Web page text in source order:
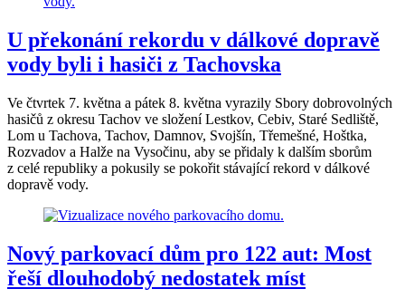
U překonání rekordu v dálkové dopravě
vody byli i hasiči z Tachovska
Ve čtvrtek 7. května a pátek 8. května vyrazily Sbory dobrovolných
hasičů z okresu Tachov ve složení Lestkov, Cebiv, Staré Sedliště,
Lom u Tachova, Tachov, Damnov, Svojšín, Třemešné, Hoštka,
Rozvadov a Halže na Vysočinu, aby se přidaly k dalším sborům
z celé republiky a pokusily se pokořit stávající rekord v dálkové
dopravě vody.
Nový parkovací dům pro 122 aut: Most
řeší dlouhodobý nedostatek míst